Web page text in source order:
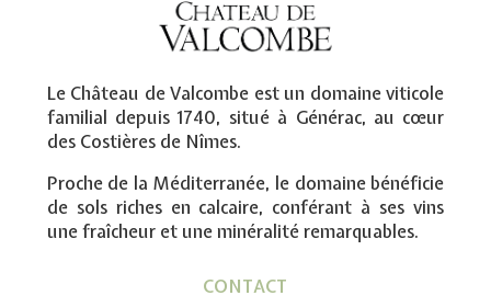
Le Château de Valcombe est un domaine viticole
familial depuis 1740, situé à Générac, au cœur
des Costières de Nîmes.
Proche de la Méditerranée, le domaine bénéficie
de sols riches en calcaire, conférant à ses vins
une fraîcheur et une minéralité remarquables.
CONTACT